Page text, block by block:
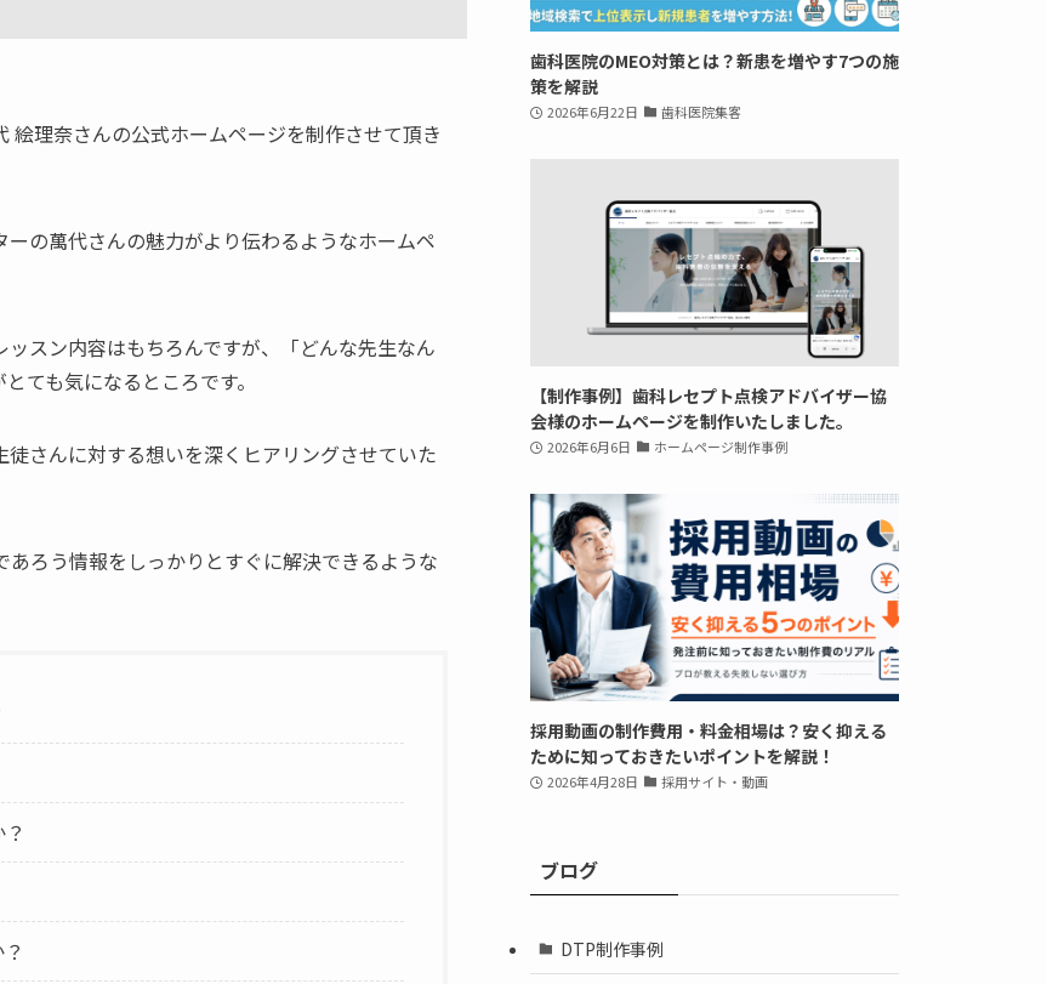
絵理奈さんの公式ホームページを制作させて頂き
の萬代さんの魅力がより伝わるようなホームペ
スン内容はもちろんですが、「どんな先生なん
ても気になるところです。
さんに対する想いを深くヒアリングさせていた
ろう情報をしっかりとすぐに解決できるような
歯科医院のMEO対策とは？新患を増やす7つの施
策を解説
2026年6月22日 歯科医院集客
【制作事例】歯科レセプト点検アドバイザー協
会様のホームページを制作いたしました。
2026年6月6日 ホームページ制作事例
採用動画の制作費用・料金相場は？安く抑える
ために知っておきたいポイントを解説！
2026年4月28日 採用サイト・動画
ブログ
DTP制作事例